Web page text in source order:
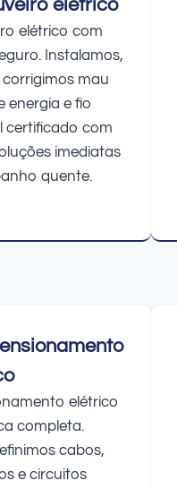
elétrico
elétrico com
Instalamos,
mau
energia e fio
certificado com
imediatas
quente.
elétrico
completa.
cabos,
e circuitos